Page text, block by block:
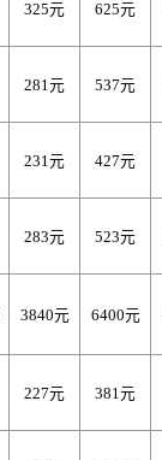
325元 625元
281元 537元
231元 427元
283元 523元
3840元 6400元
227元 381元